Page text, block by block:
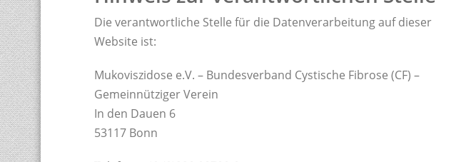
Die verantwortliche Stelle für die Datenverarbeitung auf dieser
Website ist:
Mukoviszidose e.V. – Bundesverband Cystische Fibrose (CF) –
Gemeinnütziger Verein
In den Dauen 6
53117 Bonn